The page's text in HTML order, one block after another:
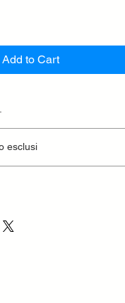
Add to Cart
esclusi